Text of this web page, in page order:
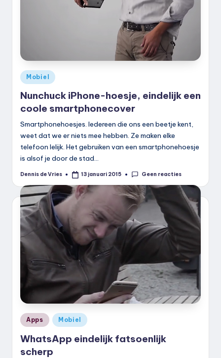
Geplaatst
in
Mobiel
Nunchuck iPhone-hoesje, eindelijk een
coole smartphonecover
Smartphonehoesjes. Iedereen die ons een beetje kent,
weet dat we er niets mee hebben. Ze maken elke
telefoon lelijk. Het gebruiken van een smartphonehoesje
is alsof je door de stad…
Geplaatst
Dennis de Vries 13 januari 2015 Geen reacties
Geplaatst
in
Apps Mobiel
WhatsApp eindelijk fatsoenlijk
scherp